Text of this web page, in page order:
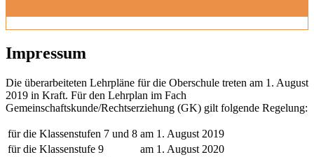
Impressum
Die überarbeiteten Lehrpläne für die Oberschule treten am 1. August
2019 in Kraft. Für den Lehrplan im Fach
Gemeinschaftskunde/Rechtserziehung (GK) gilt folgende Regelung:
für die Klassenstufen 7 und 8 am 1. August 2019
für die Klassenstufe 9
am 1. August 2020